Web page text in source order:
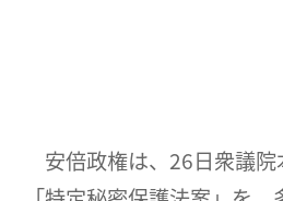
安倍政権は、26日衆議院